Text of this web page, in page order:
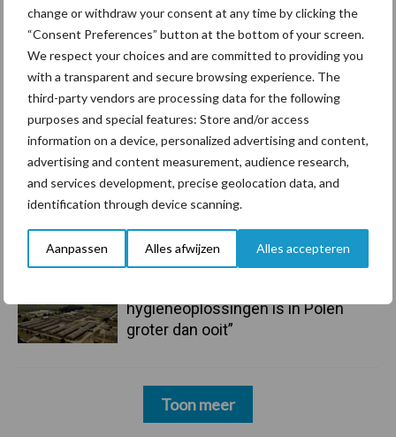
change or withdraw your consent at any time by clicking the
“Consent Preferences” button at the bottom of your screen.
We respect your choices and are committed to providing you
with a transparent and secure browsing experience. The
third-party vendors are processing data for the following
purposes and special features: Store and/or access
information on a device, personalized advertising and content,
advertising and content measurement, audience research,
and services development, precise geolocation data, and
identification through device scanning.
Aanpassen Alles afwijzen Alles accepteren
7 aug
De speenhuid: een vaak
onderschatte risicofactor voor
mastitis
ForFarmers ziet volume en
marktaandeel groeien in krimpende
Nederlandse markt
6 aug
Tien praktische tips voor een
hygieneoplossingen is in Polen
groter dan ooit”
Toon meer